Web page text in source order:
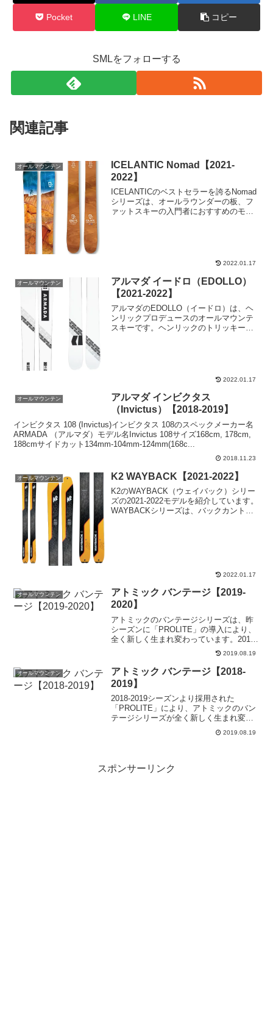
Pocket LINE コピー
SMLをフォローする
関連記事
オールマウンテン
ICELANTIC Nomad【2021-
2022】
ICELANTICのベストセラーを誇るNomad
シリーズは、オールラウンダーの板、フ
ァットスキーの入門者におすすめのモデ
2022.01.17
オールマウンテン
アルマダ イードロ（EDOLLO）
【2021-2022】
アルマダのEDOLLO（イードロ）は、ヘ
ンリックプロデュースのオールマウンテ
スキーです。ヘンリックのトリッキーな
2022.01.17
オールマウンテン
アルマダ インビクタス
（Invictus）【2018-2019】
インビクタス 108 (Invictus)インビクタス 108のスペックメーカー名
ARMADA （アルマダ）モデル名Invictus 108サイズ168cm, 178cm,
188cmサイドカット134mm-104mm-124mm(168c...
2018.11.23
オールマウンテン K2 WAYBACK【2021-2022】
K2のWAYBACK（ウェイバック）シリー
ズの2021-2022モデルを紹介しています。
WAYBACKシリーズは、バックカントリ
2022.01.17
オールマウンテン
アトミック バンテージ【2019-
2020】
アトミックのバンテージシリーズは、昨
シーズンに「PROLITE」の導入により、
全く新しく生まれ変わっています。2019-
2020モデルではさらに改良が施されてい
ます。「PROLITE」はスリムで軽量化さ
れたベースに、チタンメッシュレイヤー
を...
2019.08.19
オールマウンテン
アトミック バンテージ【2018-
2019】
2018-2019シーズンより採用された
「PROLITE」により、アトミックのバン
テージシリーズが全く新しく生まれ変わ
っています。「PROLITE」はスリムで軽
量化されたベースに、チタンメッシュレ
2019.08.19
スポンサーリンク